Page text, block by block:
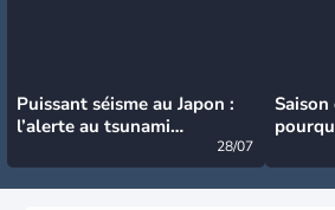
Puissant séisme au Japon :
l’alerte au tsunami
28/07